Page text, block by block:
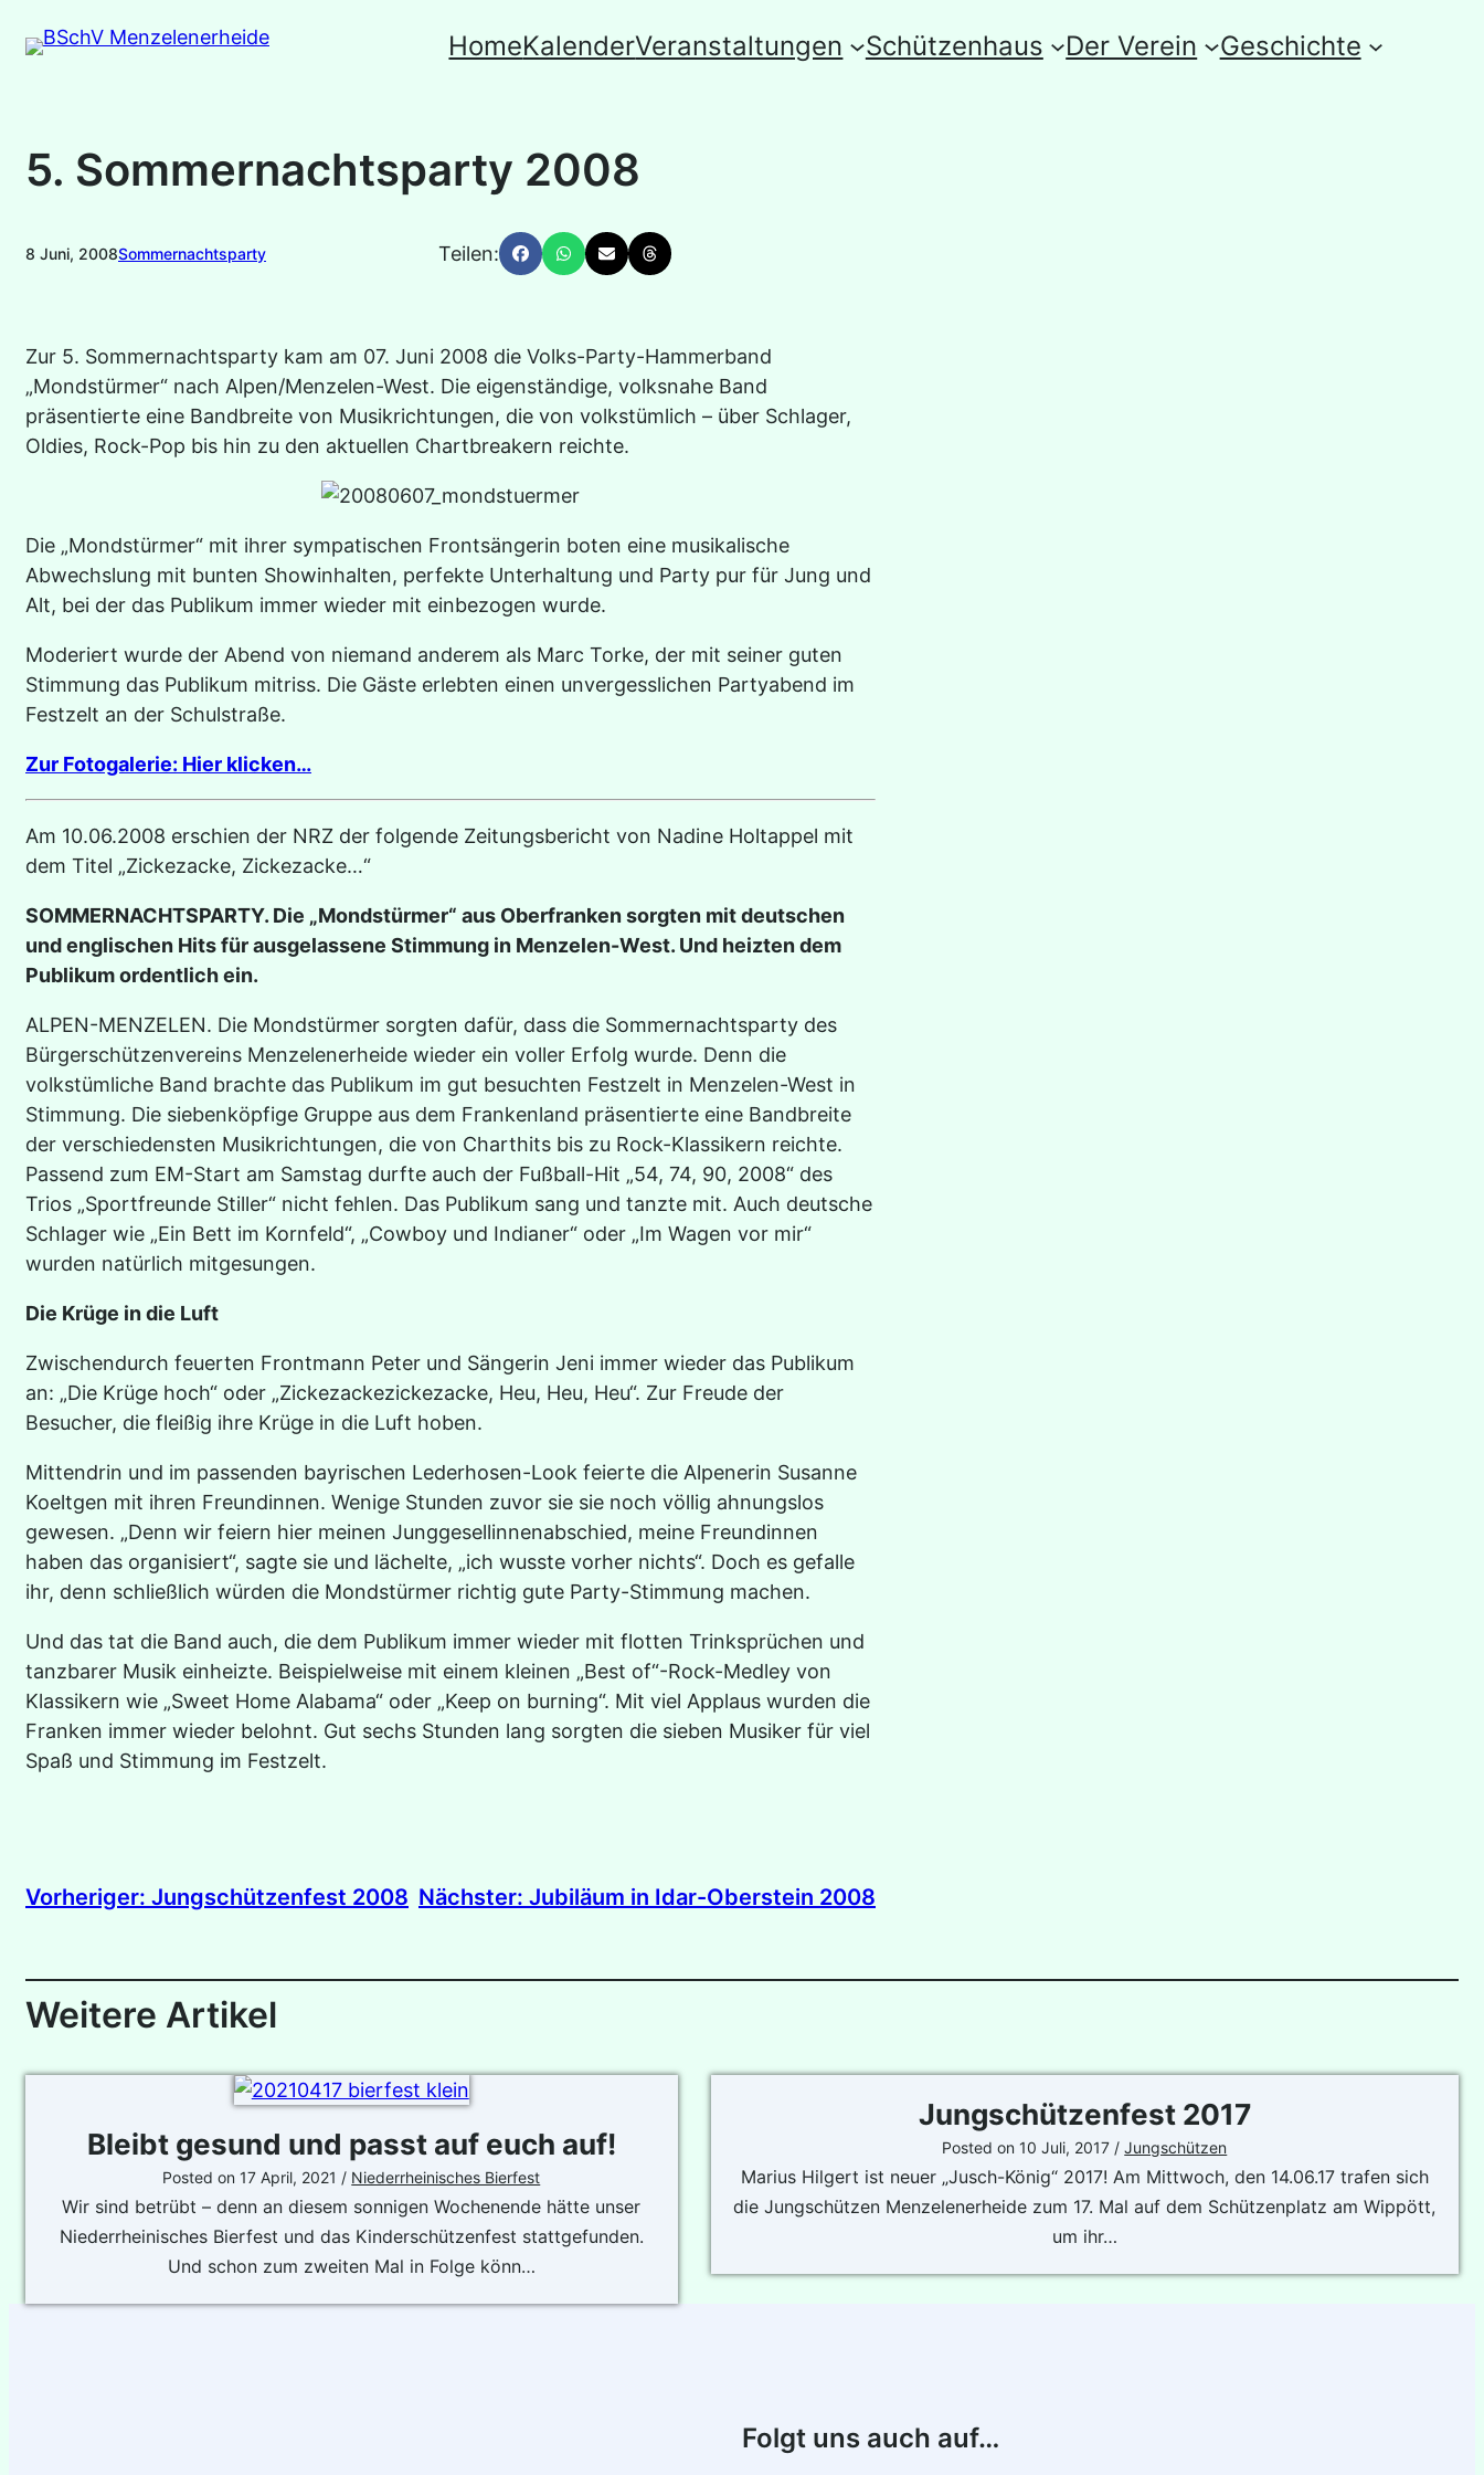
Inhalt
HomeKalenderVeranstaltungen Schützenhaus Der Verein Geschichte
5. Sommernachtsparty 2008
8 Juni, 2008Sommernachtsparty Teilen:
Zur 5. Sommernachtsparty kam am 07. Juni 2008 die Volks-Party-Hammerband
„Mondstürmer“ nach Alpen/Menzelen-West. Die eigenständige, volksnahe Band
präsentierte eine Bandbreite von Musikrichtungen, die von volkstümlich – über Schlager,
Oldies, Rock-Pop bis hin zu den aktuellen Chartbreakern reichte.
Die „Mondstürmer“ mit ihrer sympatischen Frontsängerin boten eine musikalische
Abwechslung mit bunten Showinhalten, perfekte Unterhaltung und Party pur für Jung und
Alt, bei der das Publikum immer wieder mit einbezogen wurde.
Moderiert wurde der Abend von niemand anderem als Marc Torke, der mit seiner guten
Stimmung das Publikum mitriss. Die Gäste erlebten einen unvergesslichen Partyabend im
Festzelt an der Schulstraße.
Zur Fotogalerie: Hier klicken…
Am 10.06.2008 erschien der NRZ der folgende Zeitungsbericht von Nadine Holtappel mit
dem Titel „Zickezacke, Zickezacke…“
SOMMERNACHTSPARTY. Die „Mondstürmer“ aus Oberfranken sorgten mit deutschen
und englischen Hits für ausgelassene Stimmung in Menzelen-West. Und heizten dem
Publikum ordentlich ein.
ALPEN-MENZELEN. Die Mondstürmer sorgten dafür, dass die Sommernachtsparty des
Bürgerschützenvereins Menzelenerheide wieder ein voller Erfolg wurde. Denn die
volkstümliche Band brachte das Publikum im gut besuchten Festzelt in Menzelen-West in
Stimmung. Die siebenköpfige Gruppe aus dem Frankenland präsentierte eine Bandbreite
der verschiedensten Musikrichtungen, die von Charthits bis zu Rock-Klassikern reichte.
Passend zum EM-Start am Samstag durfte auch der Fußball-Hit „54, 74, 90, 2008“ des
Trios „Sportfreunde Stiller“ nicht fehlen. Das Publikum sang und tanzte mit. Auch deutsche
Schlager wie „Ein Bett im Kornfeld“, „Cowboy und Indianer“ oder „Im Wagen vor mir“
wurden natürlich mitgesungen.
Die Krüge in die Luft
Zwischendurch feuerten Frontmann Peter und Sängerin Jeni immer wieder das Publikum
an: „Die Krüge hoch“ oder „Zickezackezickezacke, Heu, Heu, Heu“. Zur Freude der
Besucher, die fleißig ihre Krüge in die Luft hoben.
Mittendrin und im passenden bayrischen Lederhosen-Look feierte die Alpenerin Susanne
Koeltgen mit ihren Freundinnen. Wenige Stunden zuvor sie sie noch völlig ahnungslos
gewesen. „Denn wir feiern hier meinen Junggesellinnenabschied, meine Freundinnen
haben das organisiert“, sagte sie und lächelte, „ich wusste vorher nichts“. Doch es gefalle
ihr, denn schließlich würden die Mondstürmer richtig gute Party-Stimmung machen.
Und das tat die Band auch, die dem Publikum immer wieder mit flotten Trinksprüchen und
tanzbarer Musik einheizte. Beispielweise mit einem kleinen „Best of“-Rock-Medley von
Klassikern wie „Sweet Home Alabama“ oder „Keep on burning“. Mit viel Applaus wurden die
Franken immer wieder belohnt. Gut sechs Stunden lang sorgten die sieben Musiker für viel
Spaß und Stimmung im Festzelt.
Vorheriger: Jungschützenfest 2008 Nächster: Jubiläum in Idar-Oberstein 2008
Weitere Artikel
Bleibt gesund und passt auf euch auf!
Posted on17 April, 2021 / Niederrheinisches Bierfest
Wir sind betrübt – denn an diesem sonnigen Wochenende hätte unser
Niederrheinisches Bierfest und das Kinderschützenfest stattgefunden.
Und schon zum zweiten Mal in Folge könn…
Jungschützenfest 2017
Posted on10 Juli, 2017 /Jungschützen
Marius Hilgert ist neuer „Jusch-König“ 2017! Am Mittwoch, den 14.06.17 trafen sich
die Jungschützen Menzelenerheide zum 17. Mal auf dem Schützenplatz am Wippött,
um ihr…
Folgt uns auch auf…